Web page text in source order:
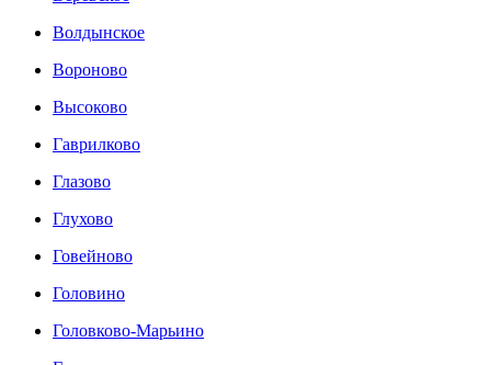
Волдынское
Вороново
Высоково
Гаврилково
Глазово
Глухово
Говейново
Головино
Головково-Марьино